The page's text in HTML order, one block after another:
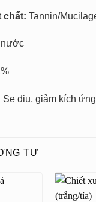
chất: Tannin/
nước
Se dịu, giảm kích
TỰ